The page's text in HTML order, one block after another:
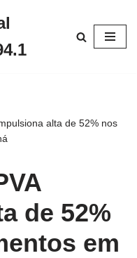
alta de 52% nos
de 52%
em